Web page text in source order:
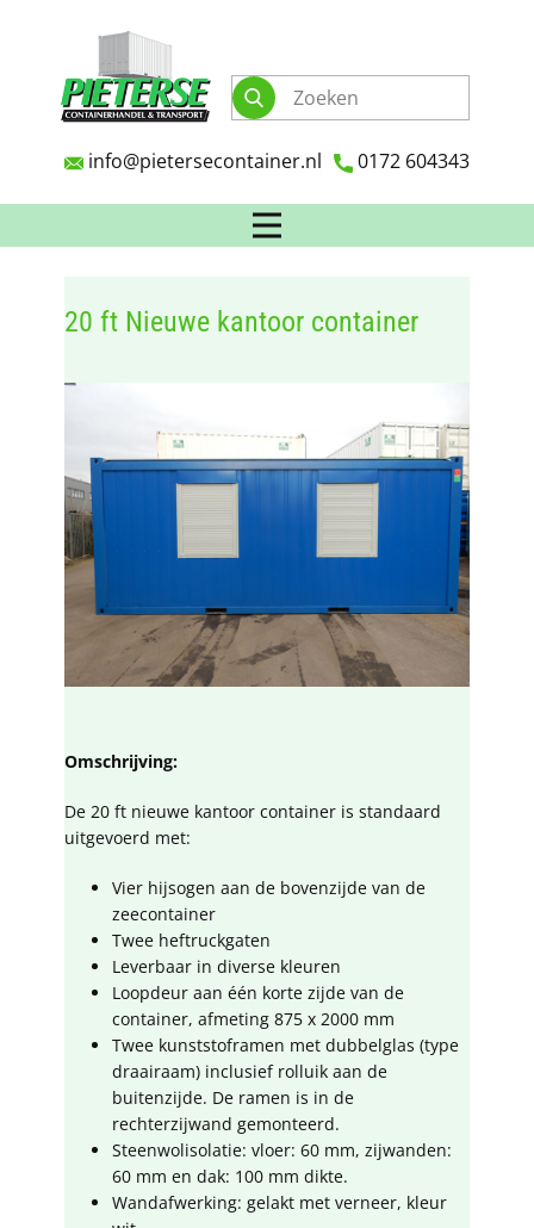
info@pietersecontainer.nl 0172 604343
20 ft Nieuwe kantoor container
Omschrijving:
De 20 ft nieuwe kantoor container is standaard
uitgevoerd met:
Vier hijsogen aan de bovenzijde van de
zeecontainer
Twee heftruckgaten
Leverbaar in diverse kleuren
Loopdeur aan één korte zijde van de
container, afmeting 875 x 2000 mm
Twee kunststoframen met dubbelglas (type
draairaam) inclusief rolluik aan de
buitenzijde. De ramen is in de
rechterzijwand gemonteerd.
Steenwolisolatie: vloer: 60 mm, zijwanden:
60 mm en dak: 100 mm dikte.
Wandafwerking: gelakt met verneer, kleur